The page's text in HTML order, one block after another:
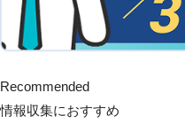
Recommended
情報収集におすすめ